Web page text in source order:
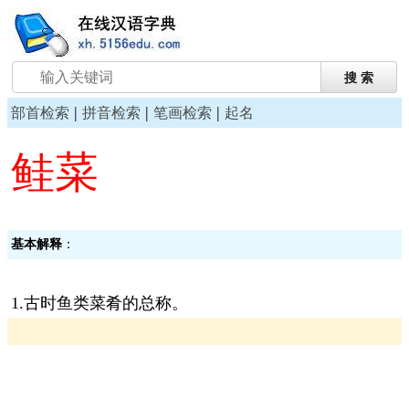
部首检索 | 拼音检索 | 笔画检索 | 起名
鲑菜
基本解释 ：
1.古时鱼类菜肴的总称。